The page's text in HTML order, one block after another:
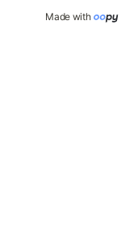
Made with